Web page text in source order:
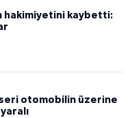
hakimiyetini kaybetti:
otomobilin üzerine